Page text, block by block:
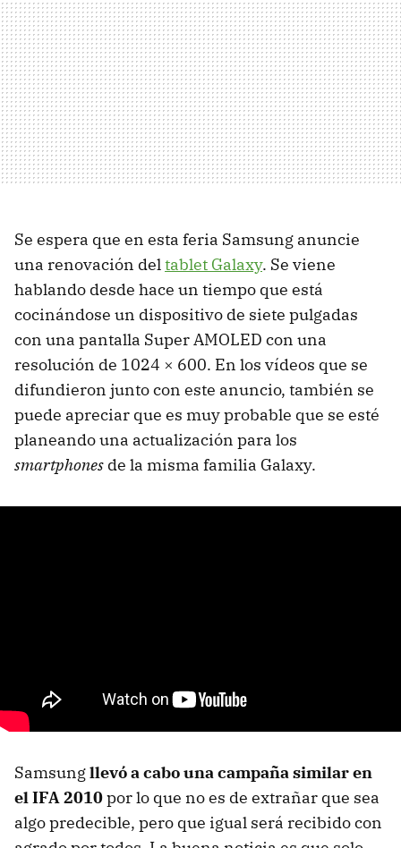
Se espera que en esta feria Samsung anuncie
una renovación deltablet Galaxy. Se viene
hablando desde hace un tiempo que está
cocinándose un dispositivo de siete pulgadas
con una pantalla SuperAMOLED con una
resolución de 1024 × 600. En los vídeos que se
difundieron junto con este anuncio, también se
puede apreciar que es muy probable que se esté
planeando una actualización para los
smartphones de la misma familia Galaxy.
Samsungllevó a cabo una campaña similar en
elIFA2010por lo que no es de extrañar que sea
algo predecible, pero que igual será recibido con